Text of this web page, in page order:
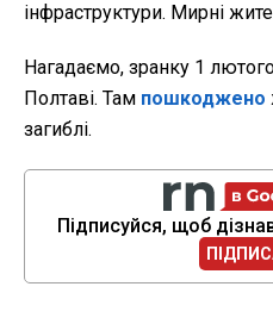
інфраструктури. Мирні
Нагадаємо, зранку 1
Полтаві. Там пошкоджено
загиблі.
Підписуйся, щоб